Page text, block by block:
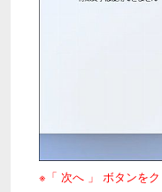
※「 次へ 」 ボタンをク